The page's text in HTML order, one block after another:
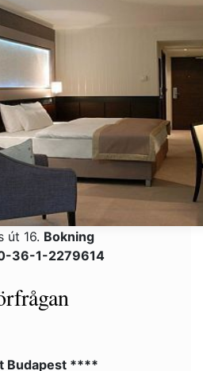
út 16. Bokning
36-1-2279614
Budapest ****